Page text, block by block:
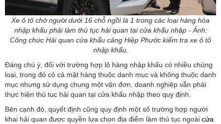
Xe ô tô chở người dưới 16 chỗ ngồi là 1 trong các loại hàng hóa
nhập khẩu phải làm thủ tục hải quan tại cửa khẩu nhập - Ảnh:
Công chức Hải quan cửa khẩu cảng Hiệp Phước kiểm tra xe ô tô
nhập khẩu.
Đáng chú ý, đối với trường hợp lô hàng nhập khẩu có nhiều chủng
loại, trong đó có cả mặt hàng thuộc danh mục và không thuộc danh
mục nhưng sử dụng chung một vận đơn, doanh nghiệp vẫn phải
thực hiện thủ tục hải quan tại cửa khẩu nhập theo quy định.
Bên cạnh đó, quyết định cũng quy định một số trường hợp người
khai hải quan được quyền lựa chọn địa điểm làm thủ tục ngoài cửa